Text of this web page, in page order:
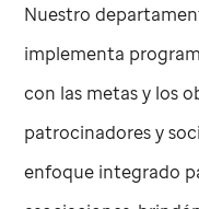
Nuestro
implementa
con las metas y los
patrocinadores y
enfoque integrado